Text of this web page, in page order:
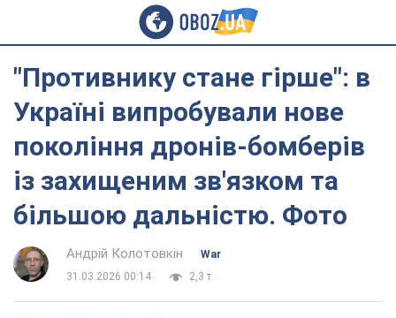
"Противнику стане гірше": в
Україні випробували нове
покоління дронів-бомберів
із захищеним зв'язком та
більшою дальністю. Фото
Андрій Колотовкін
War
31.03.2026 00:14
2,3 т.